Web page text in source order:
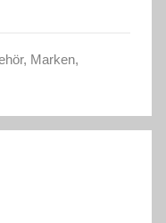
, Marken,